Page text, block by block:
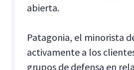
abierta.
Patagonia, el minorista
activamente a los
grupos de defensa en